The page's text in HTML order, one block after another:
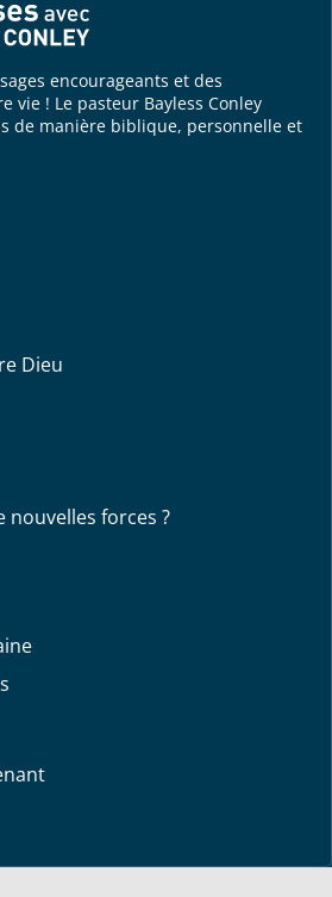
encourageants et des
vie ! Le pasteur Bayless Conley
de manière biblique, personnelle et
Dieu
nouvelles forces ?